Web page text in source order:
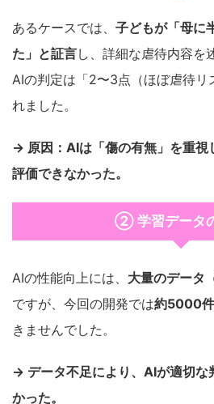
あるケースでは、 子どもが「母に
た」と証言し、詳細な虐待内容を
AIの判定は「2〜3点（ほぼ虐待リ
れました。
→ 原因：AIは「傷の有無」を重視
評価できなかった。
② 学習データ
AIの性能向上には、 大量のデータ
ですが、今回の開発では約5000
きませんでした。
→ データ不足により、AIが適切な
かった。